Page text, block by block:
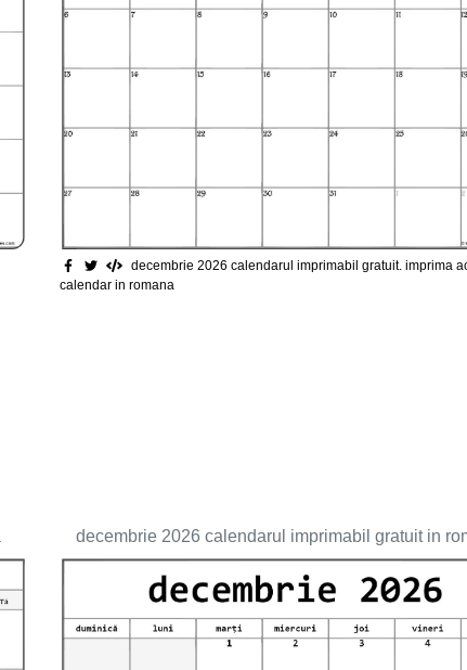
decembrie 2026 calendarul imprimabil gratuit. imprima
calendar in romana
decembrie 2026 calendarul imprimabil gratuit in